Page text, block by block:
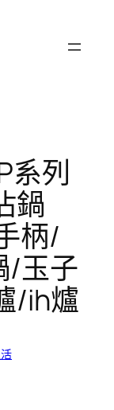
系列
鍋
柄/
/玉子
/ih爐